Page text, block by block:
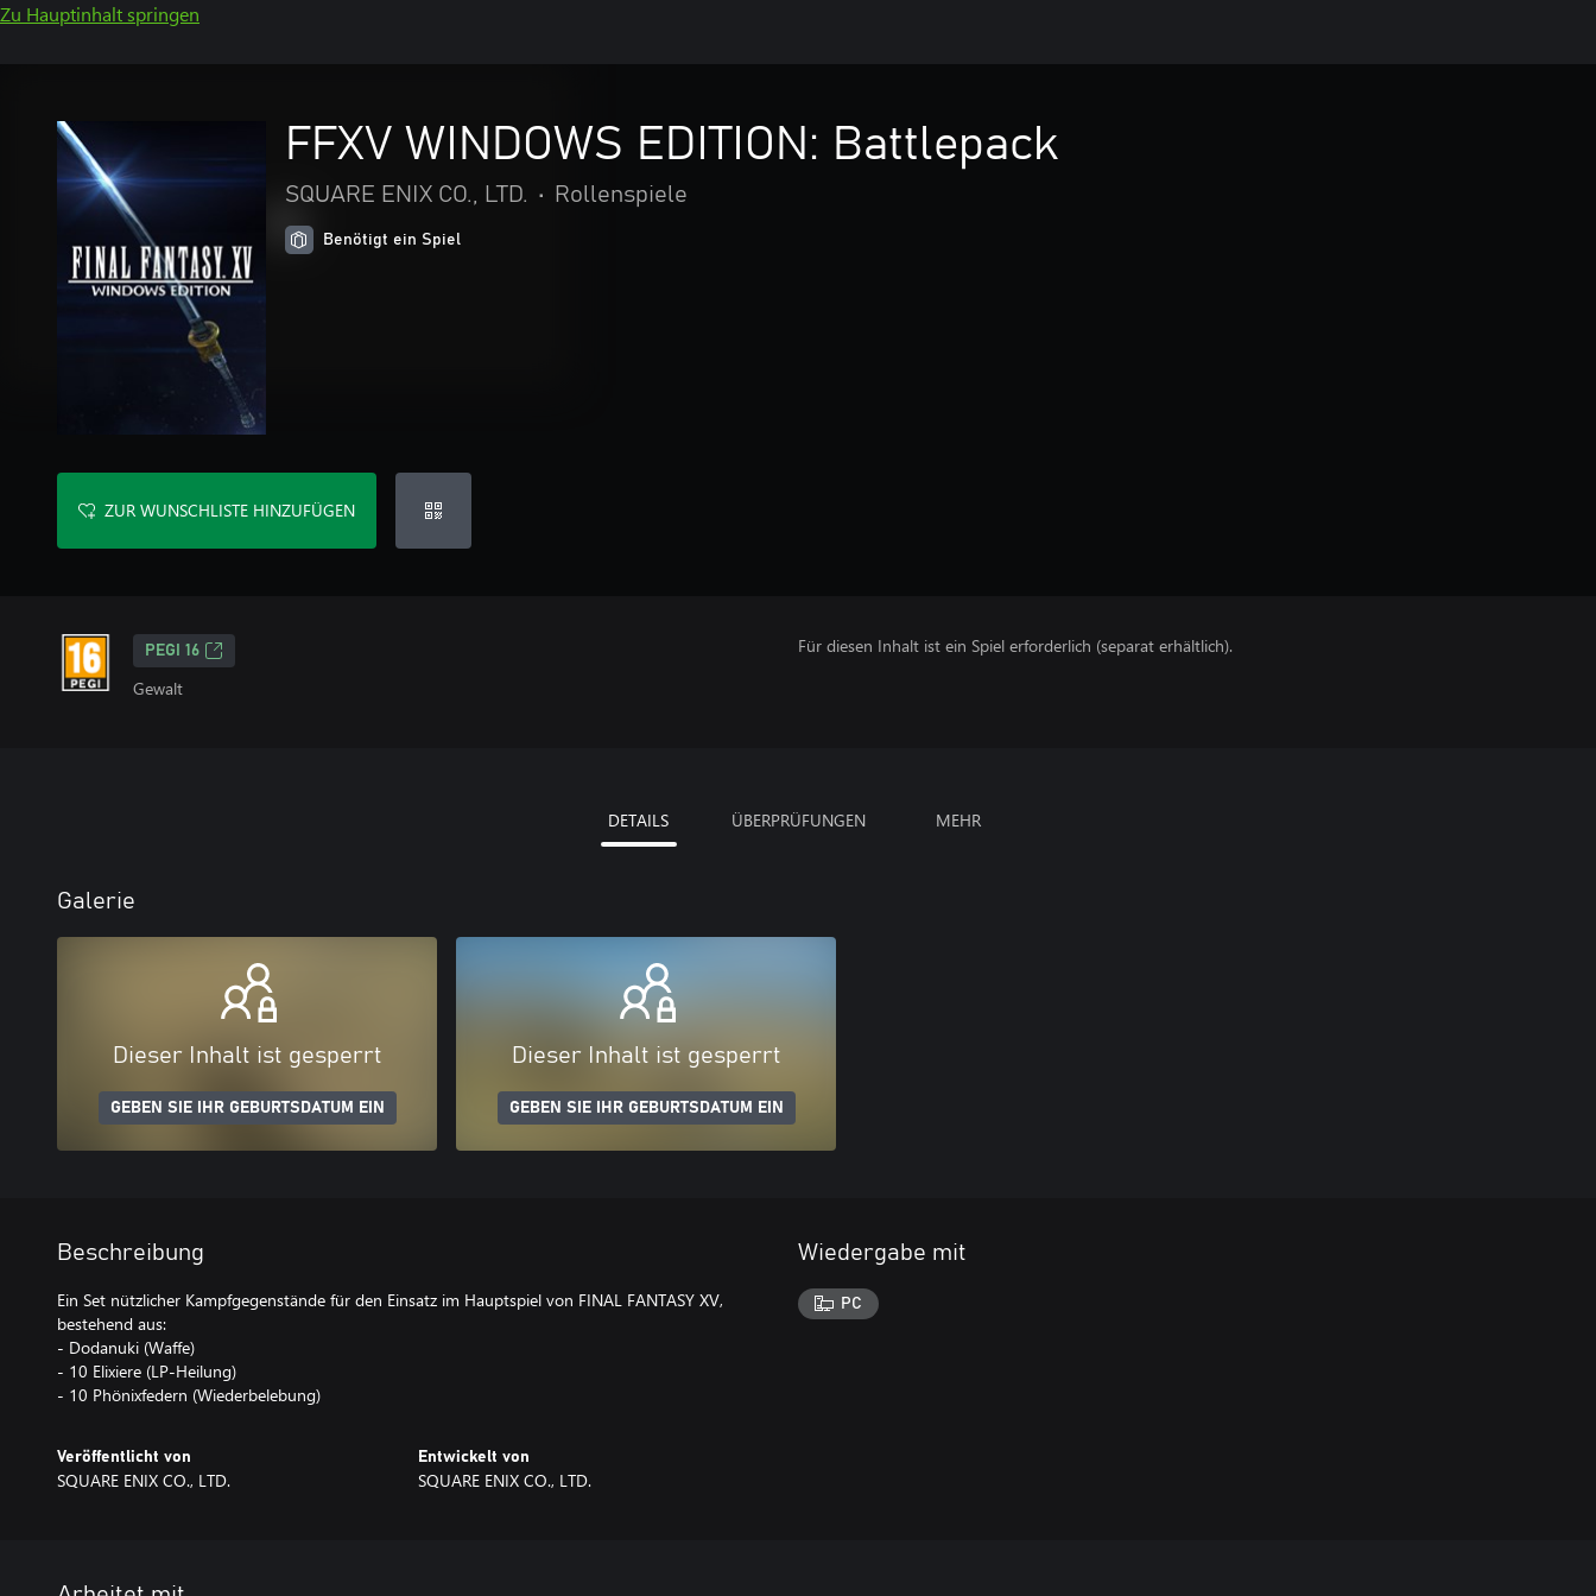
Zu Hauptinhalt springen
FFXV WINDOWS EDITION: Battlepack
SQUARE ENIX CO., LTD. • Rollenspiele
Benötigt ein Spiel
ZUR WUNSCHLISTE HINZUFÜGEN
PEGI 16
Gewalt
Für diesen Inhalt ist ein Spiel erforderlich (separat erhältlich).
DETAILS ÜBERPRÜFUNGEN MEHR
Galerie
Dieser Inhalt ist gesperrt
GEBEN SIE IHR GEBURTSDATUM EIN
Dieser Inhalt ist gesperrt
GEBEN SIE IHR GEBURTSDATUM EIN
Beschreibung
Ein Set nützlicher Kampfgegenstände für den Einsatz im Hauptspiel von FINAL FANTASY XV,
bestehend aus:
- Dodanuki (Waffe)
- 10 Elixiere (LP-Heilung)
- 10 Phönixfedern (Wiederbelebung)
Veröffentlicht von
SQUARE ENIX CO., LTD.
Entwickelt von
SQUARE ENIX CO., LTD.
Wiedergabe mit
PC